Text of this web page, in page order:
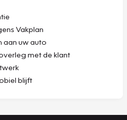
Vakplan
aan uw auto
met de klant
blijft